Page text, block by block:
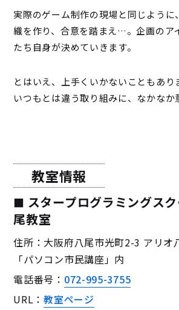
実際のゲーム制作の現場と同じように
織を作り、合意を踏まえ…。企画のア
たち自身が決めていきます。
とはいえ、上手くいかないこともあり
いつもとは違う取り組みに、なかなか
教室情報
スタープログラミングス
尾教室
住所：大阪府八尾市光町2-3 アリオ
「パソコン市民講座」内
電話番号： 072-995-3755
URL：教室ページ